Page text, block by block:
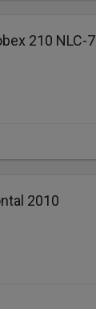
210 NLC-7
2010